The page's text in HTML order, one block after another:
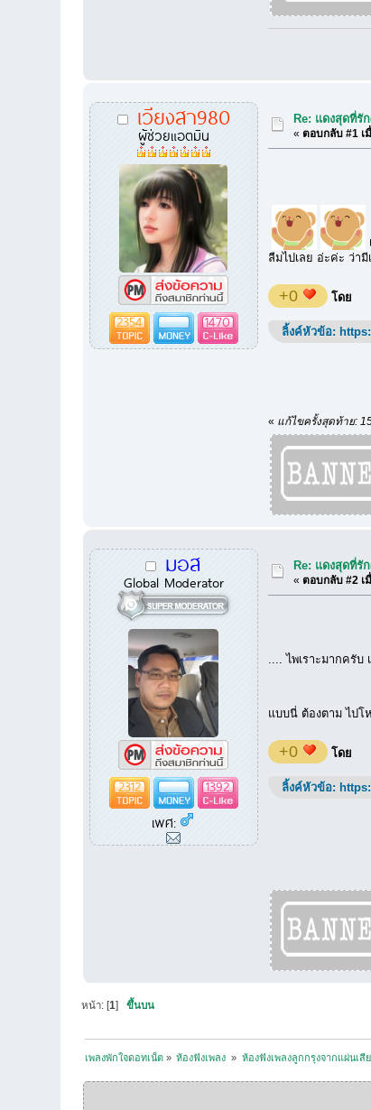
เวียงสา980
ผู้ช่วยแอตมิน
2354 1470
Re: แดงสุดที่รั
«ตอบกลับ #1 เ
ลืมไปเลย อ่ะค่ะ ว่า
+0 โดย
ลิ้งค์หัวข้อ:
« แก้ไขครั้งสุดท้าย:
มอส
Global Moderator
2312
1392
เพศ:
Re: แดงสุดที่รั
«ตอบกลับ #2 เ
.... ไพเราะมากครั
แบบนี่ ต้องตาม ไปโ
+0 โดย
ลิ้งค์หัวข้อ:
หน้า: [1] ขึ้นบน
เพลงพักใจดอทเน็ต» ห้องฟังเพลง » ห้องฟังเพลงลูกกรุงจากแผ่นเสี